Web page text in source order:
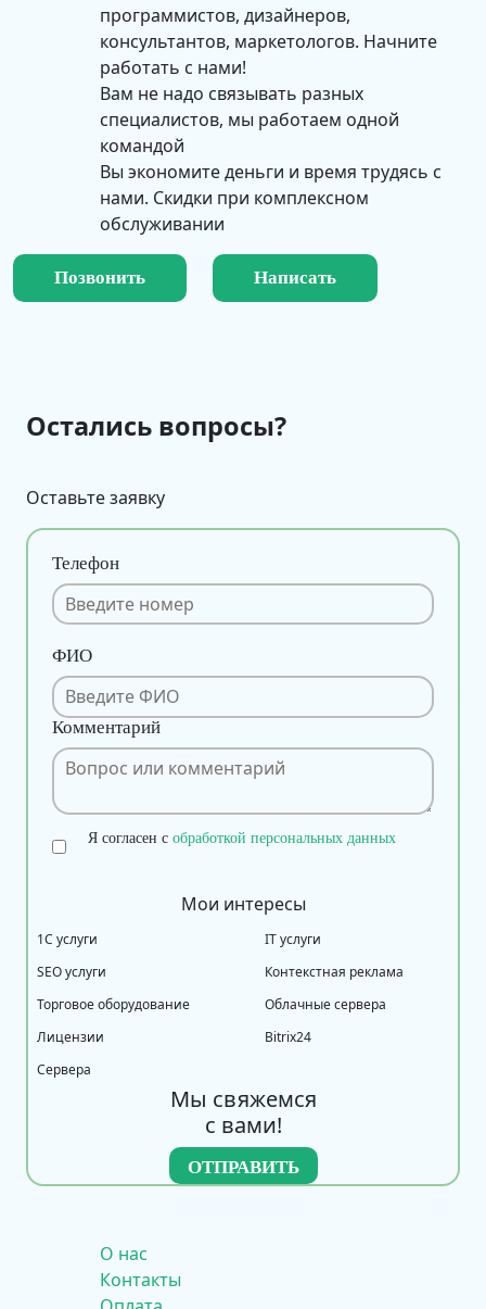
программистов, дизайнеров,
консультантов, маркетологов. Начните
работать с нами!
Вам не надо связывать разных
специалистов, мы работаем одной
командой
Вы экономите деньги и время трудясь с
нами. Скидки при комплексном
обслуживании
Позвонить Написать
Остались вопросы?
Оставьте заявку
Телефон
ФИО
Комментарий
Я согласен с обработкой персональных данных
Мои интересы
1С услуги
IT услуги
SEO услуги
Контекстная реклама
Торговое оборудование
Облачные сервера
Лицензии
Bitrix24
Сервера
Мы свяжемся
с вами!
О нас
Контакты